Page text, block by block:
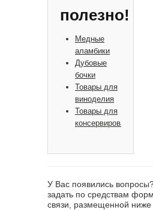
полезно!
Медные
аламбики
Дубовые
бочки
Товары для
виноделия
Товары для
консервирования
У Вас появились
задать по средствам
связи, размещенной ниже